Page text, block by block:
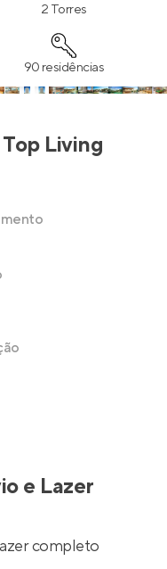
2 Torres
90 residências
Living
e Lazer
completo